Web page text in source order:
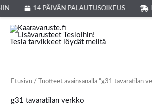
14 PÄIVÄN PALAUTUSOIKEUS
Siirry
sisältöön
Etusivu / Tuotteet avainsanalla “g31 tavaratilan
g31 tavaratilan verkko